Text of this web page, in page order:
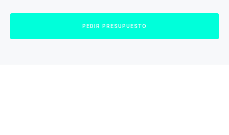
PEDIR PRESUPUESTO